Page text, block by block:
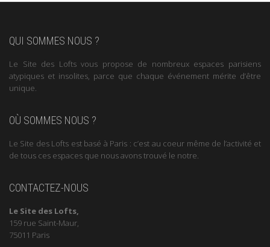
QUI SOMMES NOUS ?
Le Site des Lofts vous propose de nombreux espaces parisiens
atypiques et insolites, parce que chaque événement mérite d’être
unique.
OÙ SOMMES NOUS ?
Le Site des Lofts est basé à Paris : c’est au coeur même de l’activité et
de tous ces espaces que nous avons trouvé le notre.
CONTACTEZ-NOUS
Le Site des Lofts,
159 rue Saint-Maur,
75011 Paris